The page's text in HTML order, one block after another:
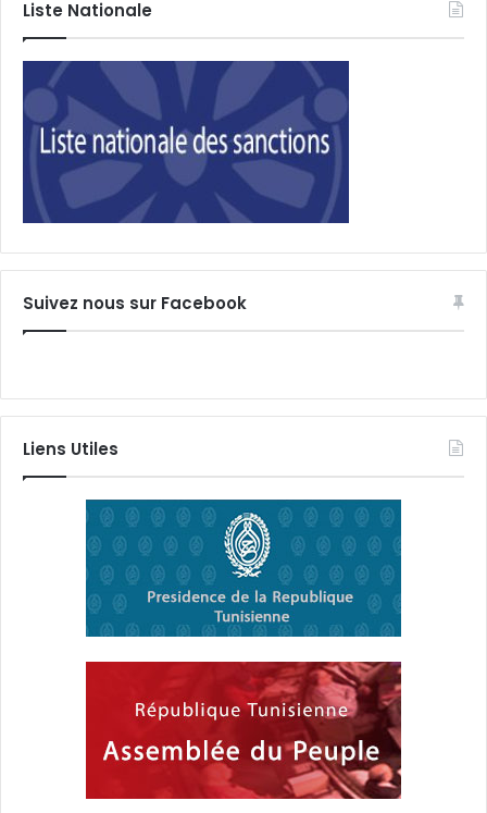
Liste Nationale
Suivez nous sur Facebook
Liens Utiles